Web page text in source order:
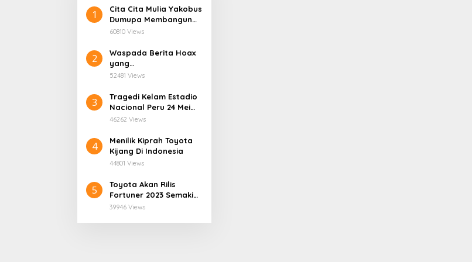
1
Cita Cita Mulia Yakobus
Dumupa Membangun
Tanah Kelahiran.
60810 Views
2
Waspada Berita Hoax
yang
Mengatasnamakan
Provinsi Papua Tengah.
52481 Views
3
Tragedi Kelam Estadio
Nacional Peru 24 Mei
1964
46262 Views
4
Menilik Kiprah Toyota
Kijang Di Indonesia
44801 Views
5
Toyota Akan Rilis
Fortuner 2023 Semakin
User Friendly
39946 Views